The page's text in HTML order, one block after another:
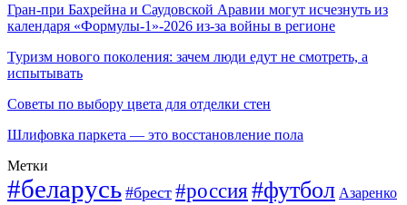
Гран-при Бахрейна и Саудовской Аравии могут исчезнуть из
календаря «Формулы-1»-2026 из-за войны в регионе
Туризм нового поколения: зачем люди едут не смотреть, а
испытывать
Советы по выбору цвета для отделки стен
Шлифовка паркета — это восстановление пола
Метки
#беларусь #брест #россия#футбол Азаренко